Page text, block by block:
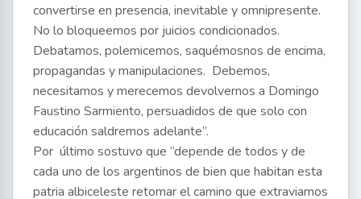
convertirse en presencia, inevitable y omnipresente.
No lo bloqueemos por juicios condicionados.
Debatamos, polemicemos, saquémosnos de encima,
propagandas y manipulaciones. Debemos,
necesitamos y merecemos devolvernos a Domingo
Faustino Sarmiento, persuadidos de que solo con
educación saldremos adelante”.
Por último sostuvo que “depende de todos y de
cada uno de los argentinos de bien que habitan esta
patria albiceleste retomar el camino que extraviamos